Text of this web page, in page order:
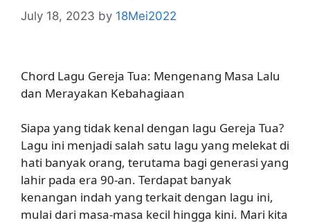
July 18, 2023 by 18Mei2022
Chord Lagu Gereja Tua: Mengenang Masa Lalu
dan Merayakan Kebahagiaan
Siapa yang tidak kenal dengan lagu Gereja Tua?
Lagu ini menjadi salah satu lagu yang melekat di
hati banyak orang, terutama bagi generasi yang
lahir pada era 90-an. Terdapat banyak
kenangan indah yang terkait dengan lagu ini,
mulai dari masa-masa kecil hingga kini. Mari kita